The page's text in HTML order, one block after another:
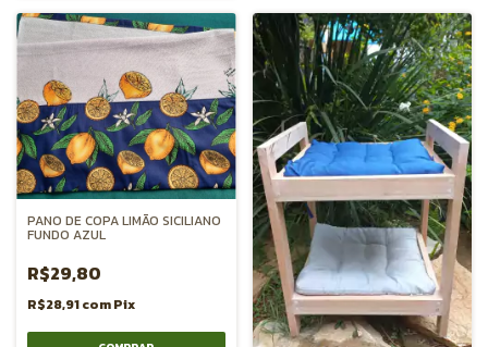
PANO DE COPA LIMÃO SICILIANO
FUNDO AZUL
R$29,80
R$28,91comPix